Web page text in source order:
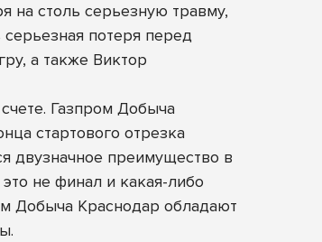
на столь серьезную травму,
потеря перед
а также Виктор
Газпром Добыча
стартового отрезка
двузначное преимущество в
не финал и какая-либо
Добыча Краснодар обладают